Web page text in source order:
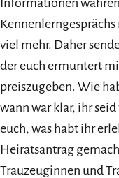
viel mehr. Daher
der euch ermuntert
preiszugeben. Wie
wann war klar, ihr
euch, was habt ihr
Heiratsantrag
Trauzeuginnen und